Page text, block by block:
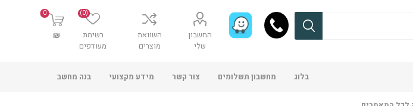
החשבון
שלי
השוואת
מוצרים
רשימת
מעודפים
(0)
0
₪
בלוג מחשבון תשלומים צור קשר מידע מקצועי בנה מחשב